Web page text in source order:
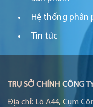
Hệ thống phân
Tin tức
TRỤ SỞ CHÍNH CÔNG
Địa chỉ: Lô A44, Cụm